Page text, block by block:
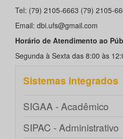
Tel: (79) 2105-6663 (79) 2105-
Email: dbi.ufs@gmail.com
Horário de Atendimento ao
Segunda à Sexta das 8:00 às
Sistemas integrados
SIGAA - Acadêmico
SIPAC - Administrativo